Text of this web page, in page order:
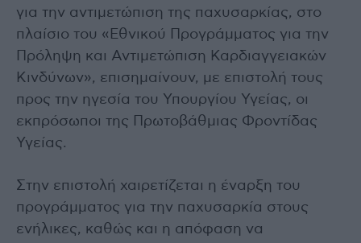
για την αντιμετώπιση της παχυσαρκίας, στο
πλαίσιο του «Εθνικού Προγράμματος για την
Πρόληψη και Αντιμετώπιση Καρδιαγγειακών
Κινδύνων», επισημαίνουν, με επιστολή τους
προς την ηγεσία του Υπουργίου Υγείας, οι
εκπρόσωποι της Πρωτοβάθμιας Φροντίδας
Υγείας.
Στην επιστολή χαιρετίζεται η έναρξη του
προγράμματος για την παχυσαρκία στους
ενήλικες, καθώς και η απόφαση να